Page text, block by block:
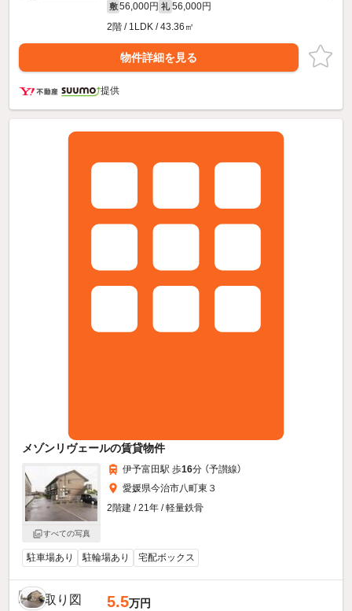
敷 56,000円 礼 56,000円
2階 / 1LDK / 43.36㎡
物件詳細を見る
提供
メゾンリヴェールの賃貸物件
すべての写真
伊予富田駅 歩16分 （予讃線）
愛媛県今治市八町東３
2階建 / 21年 / 軽量鉄骨
駐車場あり 駐輪場あり 宅配ボックス
5.5万円